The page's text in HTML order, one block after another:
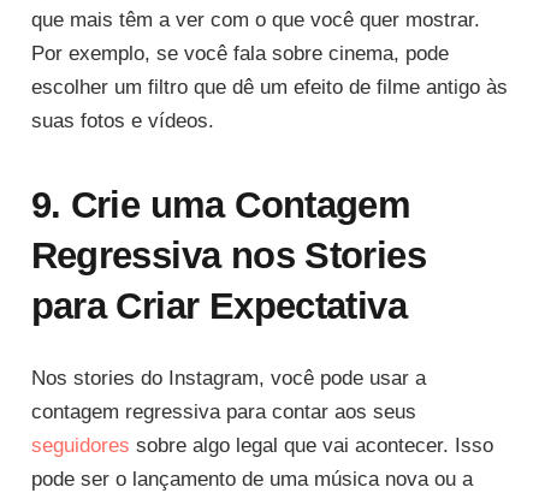
que mais têm a ver com o que você quer mostrar.
Por exemplo, se você fala sobre cinema, pode
escolher um filtro que dê um efeito de filme antigo às
suas fotos e vídeos.
9. Crie uma Contagem
Regressiva nos Stories
para Criar Expectativa
Nos stories do Instagram, você pode usar a
contagem regressiva para contar aos seus
seguidores sobre algo legal que vai acontecer. Isso
pode ser o lançamento de uma música nova ou a